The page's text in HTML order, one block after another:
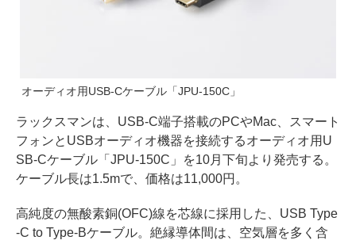
オーディオ用USB-Cケーブル「JPU-150C」
ラックスマンは、USB-C端子搭載のPCやMac、スマート
フォンとUSBオーディオ機器を接続するオーディオ用U
SB-Cケーブル「JPU-150C」を10月下旬より発売する。
ケーブル長は1.5mで、価格は11,000円。
高純度の無酸素銅(OFC)線を芯線に採用した、USB Type
-C to Type-Bケーブル。絶縁導体間は、空気層を多く含